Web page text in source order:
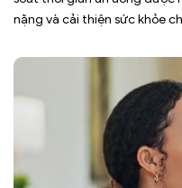
nặng và cải thiện sức khỏe
sức, mất cơ […]